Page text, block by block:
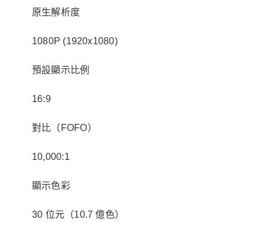
原生解析度
1080P (1920x1080)
預設顯示比例
16:9
對比（FOFO）
10,000:1
顯示色彩
30 位元（10.7 億色）